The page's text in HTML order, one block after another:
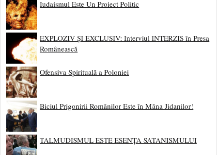
Iudaismul Este Un Proiect Politic
EXPLOZIV ȘI EXCLUSIV: Interviul INTERZIS în Presa
Românească
Ofensiva Spirituală a Poloniei
Biciul Prigonirii Românilor Este în Mâna Jidanilor!
TALMUDISMUL ESTE ESENȚA SATANISMULUI